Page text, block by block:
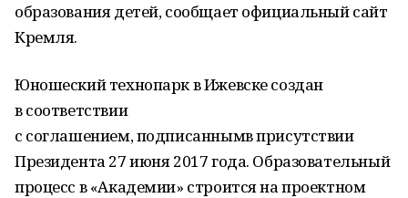
образования детей, сообщает официальный сайт
Кремля.
Юношеский технопарк в Ижевске создан
в соответствии
с соглашением, подписаннымв присутствии
Президента 27 июня 2017 года. Образовательный
процесс в «Академии» строится на проектном